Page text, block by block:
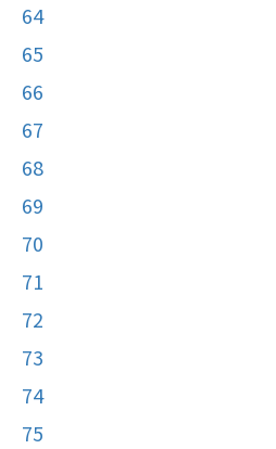
64
65
66
67
68
69
70
71
72
73
74
75